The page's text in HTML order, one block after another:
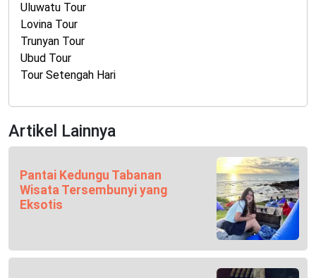
Uluwatu Tour
Lovina Tour
Trunyan Tour
Ubud Tour
Tour Setengah Hari
Artikel Lainnya
Pantai Kedungu Tabanan
Wisata Tersembunyi yang
Eksotis